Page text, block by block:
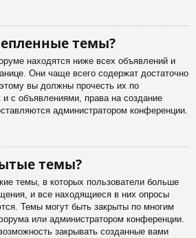
темы?
находятся ниже всех объявлений и
Они чаще всего содержат достаточно
вы должны прочесть их по
и с объявлениями, права на создание
администратором конференции.
темы?
темы, в которых пользователи больше
и все находящиеся в них опросы
Темы могут быть закрыты по многим
или администратором конференции.
закрывать созданные вами